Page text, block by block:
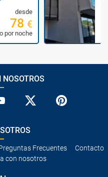
desde
78 €
por noche
NOSOTROS
Frecuentes
Contacto
con nosotros